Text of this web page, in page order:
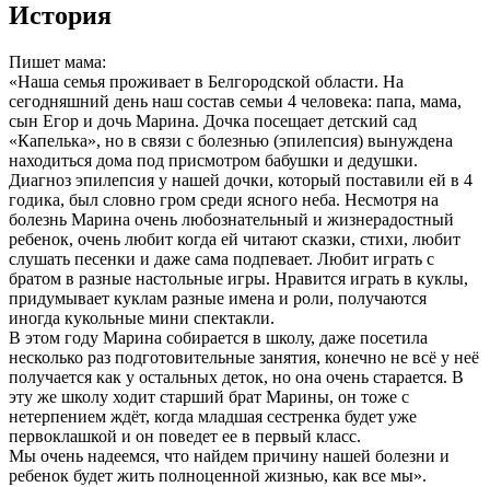
История
Пишет мама:
«Наша семья проживает в Белгородской области. На
сегодняшний день наш состав семьи 4 человека: папа, мама,
сын Егор и дочь Марина. Дочка посещает детский сад
«Капелька», но в связи с болезнью (эпилепсия) вынуждена
находиться дома под присмотром бабушки и дедушки.
Диагноз эпилепсия у нашей дочки, который поставили ей в 4
годика, был словно гром среди ясного неба. Несмотря на
болезнь Марина очень любознательный и жизнерадостный
ребенок, очень любит когда ей читают сказки, стихи, любит
слушать песенки и даже сама подпевает. Любит играть с
братом в разные настольные игры. Нравится играть в куклы,
придумывает куклам разные имена и роли, получаются
иногда кукольные мини спектакли.
В этом году Марина собирается в школу, даже посетила
несколько раз подготовительные занятия, конечно не всё у неё
получается как у остальных деток, но она очень старается. В
эту же школу ходит старший брат Марины, он тоже с
нетерпением ждёт, когда младшая сестренка будет уже
первоклашкой и он поведет ее в первый класс.
Мы очень надеемся, что найдем причину нашей болезни и
ребенок будет жить полноценной жизнью, как все мы».